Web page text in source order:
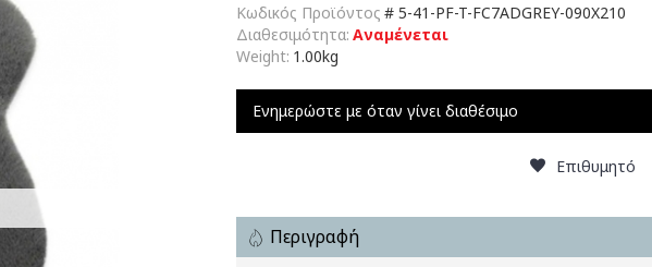
Κωδικός Προϊόντος # 5-41-PF-T-FC7ΑDGREY-090X210
Διαθεσιμότητα: Αναμένεται
Weight: 1.00kg
Ενημερώστε με όταν γίνει διαθέσιμο
Επιθυμητό
Περιγραφή